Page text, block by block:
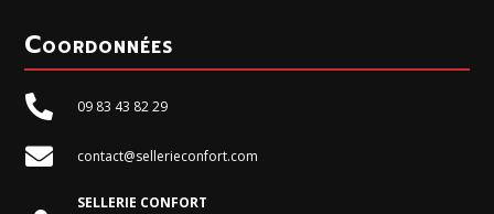
Coordonnées
 09 83 43 82 29
 contact@sellerieconfort.com
SELLERIE CONFORT